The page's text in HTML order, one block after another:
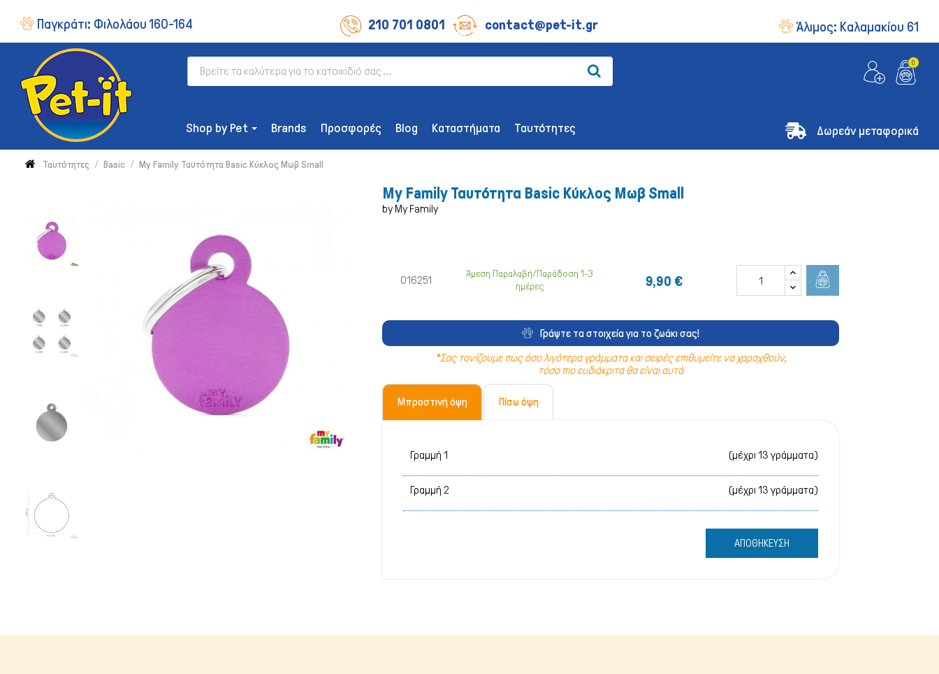
Παγκράτι: Φιλολάου 160-164 210 701 0801 contact@pet-it.gr Άλιμος: Καλαμακίου 61
0
Shop by Pet
ΔΙΑΤΡΟΦΉ
Ξηρή Τροφή
Συμπληρώματα & Βιταμίνες
Οδοντικής Υγιεινής
Φυσικές Λιχουδιές
Μπισκότα Σκύλου
Παιχνίδια
Καλλωπισμός & Υγιεινή - Σαμπουάν
Μεταφοράς & Πάρκα - Κλουβία
Brands Προσφορές Blog Καταστήματα Ταυτότητες Δωρεάν μεταφορικά
Ταυτότητες Basic My Family Ταυτότητα Basic Κύκλος Μωβ Small
My Family Ταυτότητα Basic Κύκλος Μωβ Small
by My Family
016251
Άμεση Παραλαβή/Παράδοση 1-3
ημέρες
9,90 €
Γράψτε τα στοιχεία για το ζωάκι σας!
*Σας τονίζουμε πως όσο λιγότερα γράμματα και σειρές επιθυμείτε να χαραχθούν,
τόσο πιο ευδιάκριτα θα είναι αυτά
Μπροστινή όψη Πίσω όψη
(μέχρι 13 γράμματα)
(μέχρι 13 γράμματα)
ΑΠΟΘΗΚΕΥΣΗ